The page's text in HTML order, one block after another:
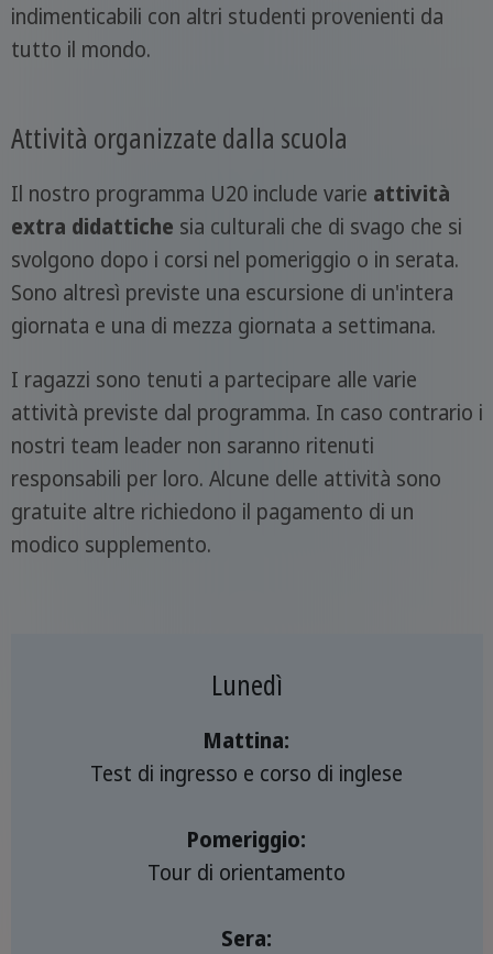
indimenticabili con altri studenti provenienti da
tutto il mondo.
Attività organizzate dalla scuola
Il nostro programma U20 include varie attività
extra didattiche sia culturali che di svago che si
svolgono dopo i corsi nel pomeriggio o in serata.
Sono altresì previste una escursione di un'intera
giornata e una di mezza giornata a settimana.
I ragazzi sono tenuti a partecipare alle varie
attività previste dal programma. In caso contrario i
nostri team leader non saranno ritenuti
responsabili per loro. Alcune delle attività sono
gratuite altre richiedono il pagamento di un
modico supplemento.
Lunedì
Mattina:
Test di ingresso e corso di inglese
Pomeriggio:
Tour di orientamento
Sera: